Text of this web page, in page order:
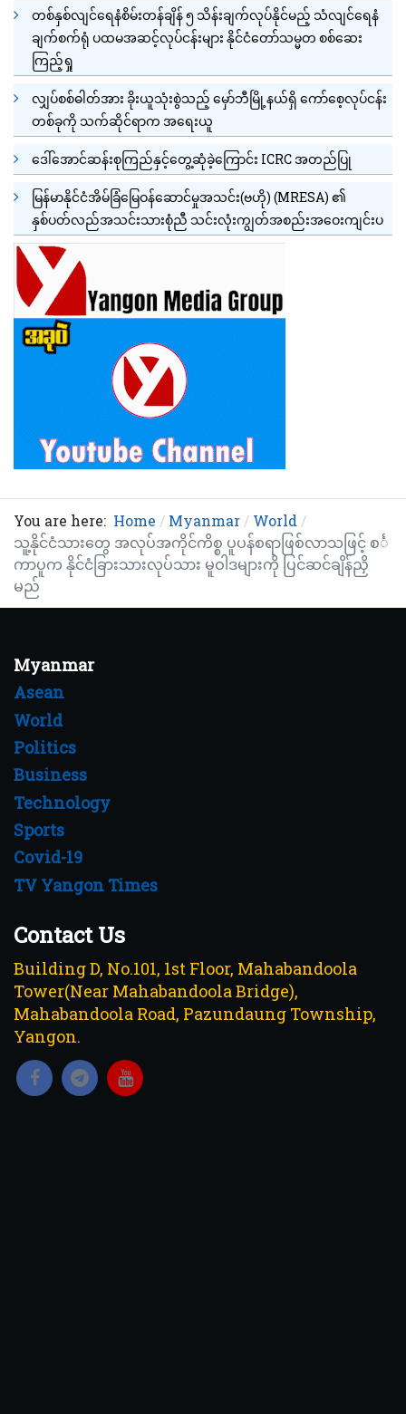
တစ်နှစ်လျင်ရေနံစိမ်းတန်ချိန် ၅ သိန်းချက်လုပ်နိုင်မည့် သံလျင်ရေနံ
ချက်စက်ရုံ ပထမအဆင့်လုပ်ငန်းများ နိုင်ငံတော်သမ္မတ စစ်ဆေး
ကြည့်ရှု
လျှပ်စစ်ဓါတ်အား ခိုးယူသုံးစွဲသည့် မှော်ဘီမြို့နယ်ရှိ ကော်စေ့လုပ်ငန်း
တစ်ခုကို သက်ဆိုင်ရာက အရေးယူ
ဒေါ်အောင်ဆန်းစုကြည်နှင့်တွေ့ဆုံခဲ့ကြောင်း ICRC အတည်ပြု
မြန်မာနိုင်ငံအိမ်ခြံမြေဝန်ဆောင်မှုအသင်း(ဗဟို) (MRESA) ၏
နှစ်ပတ်လည်အသင်းသားစုံညီ သင်းလုံးကျွတ်အစည်းအဝေးကျင်းပ
You are here: Home Myanmar
World
သူ့နိုင်ငံသားတွေ အလုပ်အကိုင်ကိစ္စ ပူပန်စရာဖြစ်လာသဖြင့် စင်္
ကာပူက နိုင်ငံခြားသားလုပ်သား မူဝါဒများကို ပြင်ဆင်ချိန်ညှိ
မည်
Myanmar
Asean
World
Politics
Business
Technology
Sports
Covid-19
TV Yangon Times
Contact Us
Building D, No.101, 1st Floor, Mahabandoola
Tower(Near Mahabandoola Bridge),
Mahabandoola Road, Pazundaung Township,
Yangon.